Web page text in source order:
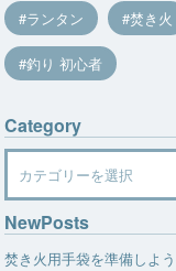
ランタン 焚き火
釣り 初心者
Category
NewPosts
焚き火用手袋を準備しよ